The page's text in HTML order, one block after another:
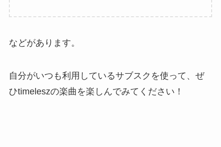
などがあります。
自分がいつも利用しているサブスクを使って、ぜ
ひtimeleszの楽曲を楽しんでみてください！